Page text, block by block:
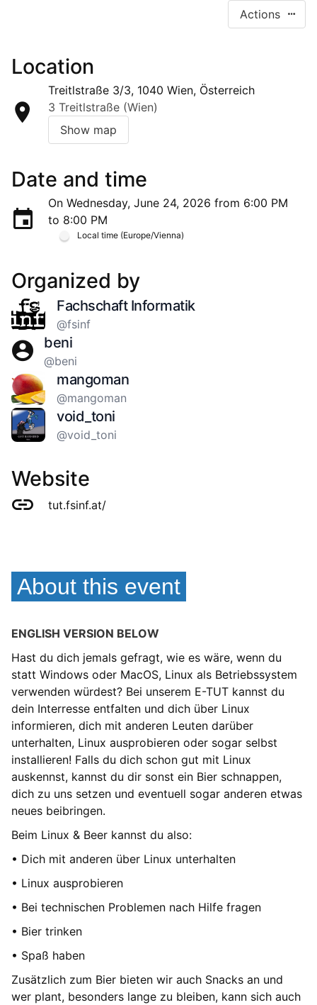
Actions
Location
Treitlstraße 3/3, 1040 Wien, Österreich
3 Treitlstraße (Wien)
Show map
Date and time
On Wednesday, June 24, 2026 from 6:00 PM
to 8:00 PM
Local time (Europe/Vienna)
Organized by
Fachschaft Informatik
@fsinf
beni
@beni
mangoman
@mangoman
void_toni
@void_toni
Website
tut.fsinf.at/
About this event
ENGLISH VERSION BELOW
Hast du dich jemals gefragt, wie es wäre, wenn du
statt Windows oder MacOS, Linux als Betriebssystem
verwenden würdest? Bei unserem E-TUT kannst du
dein Interresse entfalten und dich über Linux
informieren, dich mit anderen Leuten darüber
unterhalten, Linux ausprobieren oder sogar selbst
installieren! Falls du dich schon gut mit Linux
auskennst, kannst du dir sonst ein Bier schnappen,
dich zu uns setzen und eventuell sogar anderen etwas
neues beibringen.
Beim Linux & Beer kannst du also:
• Dich mit anderen über Linux unterhalten
• Linux ausprobieren
• Bei technischen Problemen nach Hilfe fragen
• Bier trinken
• Spaß haben
Zusätzlich zum Bier bieten wir auch Snacks an und
wer plant, besonders lange zu bleiben, kann sich auch